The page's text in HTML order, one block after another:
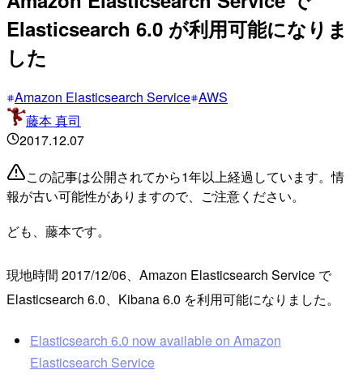
Elasticsearch 6.0 が利用可能になりま
した
Amazon Elasticsearch Service AWS
藤本 真司
2017.12.07
この記事は公開されてから1年以上経過しています。情
報が古い可能性がありますので、ご注意ください。
ども、藤本です。
現地時間 2017/12/06、Amazon Elasticsearch Service で
Elasticsearch 6.0、Kibana 6.0 を利用可能になりました。
Elasticsearch 6.0 now available on Amazon
Elasticsearch Service